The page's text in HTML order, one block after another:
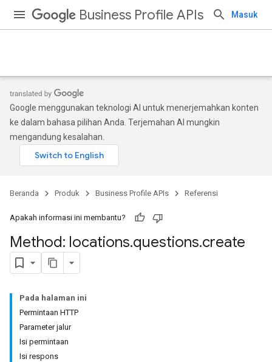
Business Profile APIs Masuk
Google menggunakan teknologi AI untuk menerjemahkan konten
ke dalam bahasa pilihan Anda. Terjemahan AI mungkin
mengandung kesalahan.
Beranda Produk Business Profile APIs Referensi
Apakah informasi ini membantu?
Method: locations.questions.create
Pada halaman ini
Permintaan HTTP
Parameter jalur
Isi permintaan
Isi respons